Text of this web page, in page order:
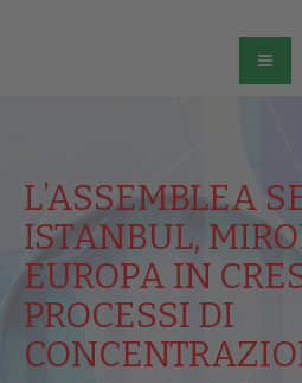
L’ASSEMBLEA
ISTANBUL,
EUROPA IN
PROCESSI DI